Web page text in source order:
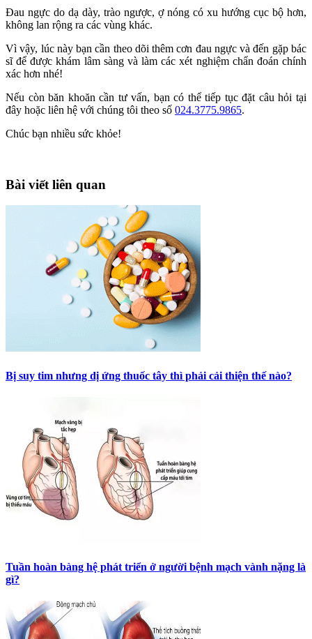
Đau ngực do dạ dày, trào ngược, ợ nóng có xu hướng cục bộ hơn,
không lan rộng ra các vùng khác.
Vì vậy, lúc này bạn cần theo dõi thêm cơn đau ngực và đến gặp bác
sĩ để được khám lâm sàng và làm các xét nghiệm chẩn đoán chính
xác hơn nhé!
Nếu còn băn khoăn cần tư vấn, bạn có thể tiếp tục đặt câu hỏi tại
đây hoặc liên hệ với chúng tôi theo số 024.3775.9865.
Chúc bạn nhiều sức khỏe!
Bài viết liên quan
Bị suy tim nhưng dị ứng thuốc tây thì phải cải thiện thế nào?
Tuần hoàn bàng hệ phát triển ở người bệnh mạch vành nặng là
gì?